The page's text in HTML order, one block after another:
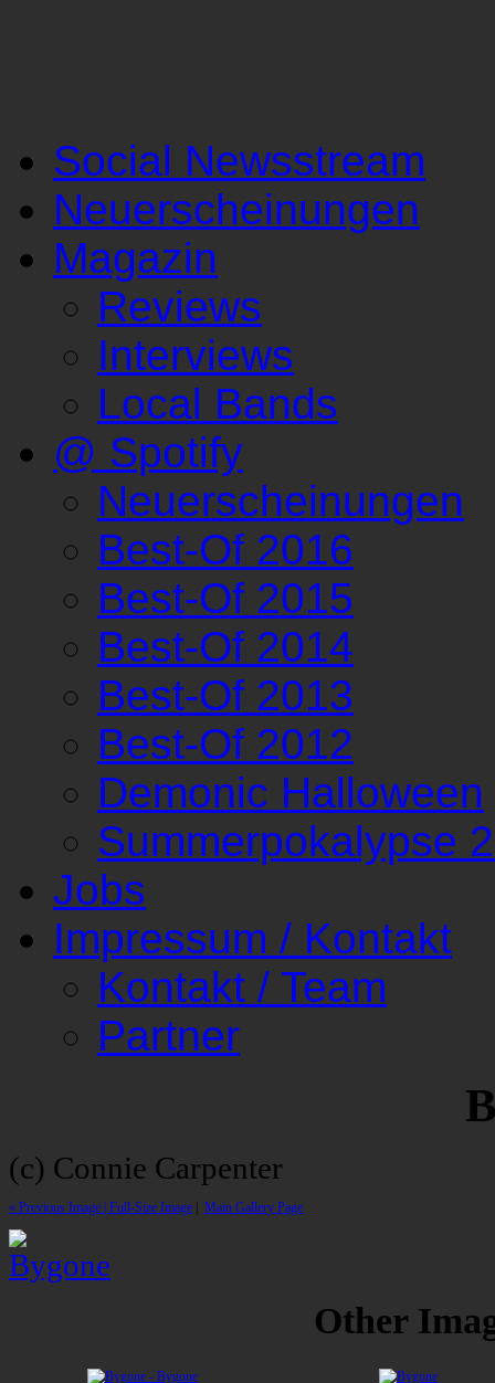
Social Newsstream
Neuerscheinungen
Magazin
Reviews
Interviews
Local Bands
@ Spotify
Neuerscheinungen
Best-Of 2016
Best-Of 2015
Best-Of 2014
Best-Of 2013
Best-Of 2012
Demonic Halloween
Summerpokalypse
Jobs
Impressum / Kontakt
Kontakt / Team
Partner
(c) Connie Carpenter
« Previous Image | Full-Size Image Main Gallery Page
Other